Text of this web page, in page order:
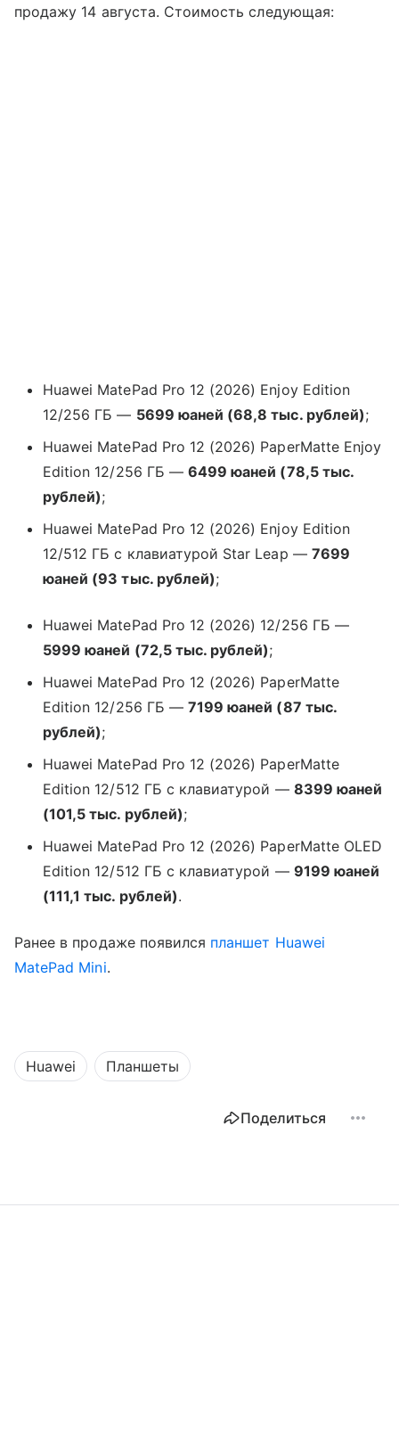
продажу 14 августа. Стоимость следующая:
Huawei MatePad Pro 12 (2026) Enjoy Edition
12/256 ГБ — 5699 юаней (68,8 тыс. рублей);
Huawei MatePad Pro 12 (2026) PaperMatte Enjoy
Edition 12/256 ГБ — 6499 юаней (78,5 тыс.
рублей);
Huawei MatePad Pro 12 (2026) Enjoy Edition
12/512 ГБ с клавиатурой Star Leap — 7699
юаней (93 тыс. рублей);
Huawei MatePad Pro 12 (2026) 12/256 ГБ —
5999 юаней (72,5 тыс. рублей);
Huawei MatePad Pro 12 (2026) PaperMatte
Edition 12/256 ГБ — 7199 юаней (87 тыс.
рублей);
Huawei MatePad Pro 12 (2026) PaperMatte
Edition 12/512 ГБ с клавиатурой — 8399 юаней
(101,5 тыс. рублей);
Huawei MatePad Pro 12 (2026) PaperMatte OLED
Edition 12/512 ГБ с клавиатурой — 9199 юаней
(111,1 тыс. рублей).
Ранее в продаже появился планшет Huawei
MatePad Mini.
Huawei Планшеты
Поделиться